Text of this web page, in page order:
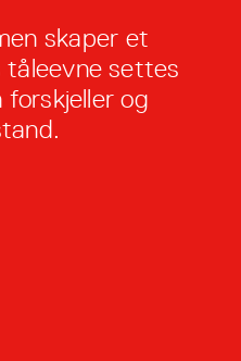
skaper et
settes
og